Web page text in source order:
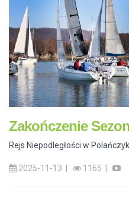
Zakończenie
Rejs Niepodległości w
2025-11-13 | 1165 |